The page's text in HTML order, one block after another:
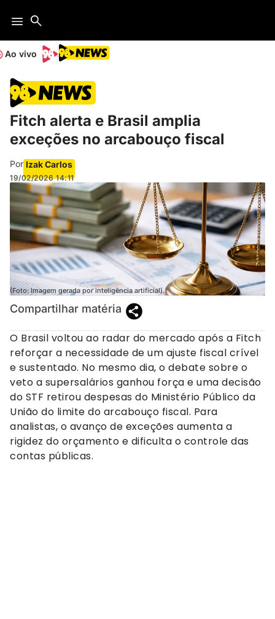
Ao vivo
Fitch alerta e Brasil amplia
exceções no arcabouço fiscal
Por Izak Carlos
19/02/2026 14:11
(Foto: Imagem gerada por inteligência artificial).
Compartilhar matéria
O Brasil voltou ao radar do mercado após a Fitch
reforçar a necessidade de um ajuste fiscal crível
e sustentado. No mesmo dia, o debate sobre o
veto a supersalários ganhou força e uma decisão
do STF retirou despesas do Ministério Público da
União do limite do arcabouço fiscal. Para
analistas, o avanço de exceções aumenta a
rigidez do orçamento e dificulta o controle das
contas públicas.